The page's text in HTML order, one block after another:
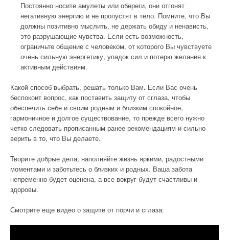
Постоянно носите амулеты или обереги, они отгонят
негативную энергию и не пропустят в тело. Помните, что Вы
должны позитивно мыслить, не держать обиду и ненависть,
это разрушающие чувства. Если есть возможность,
ограничьте общение с человеком, от которого Вы чувствуете
очень сильную энергетику, упадок сил и потерю желания к
активным действиям.
Какой способ выбрать, решать только Вам. Если Вас очень
беспокоит вопрос, как поставить защиту от сглаза, чтобы
обеспечить себе и своим родным и близким спокойное,
гармоничное и долгое существование, то прежде всего нужно
четко следовать прописанным ранее рекомендациям и сильно
верить в то, что Вы делаете.
Творите добрые дела, наполняйте жизнь яркими, радостными
моментами и заботьтесь о близких и родных. Ваша забота
непременно будет оценена, а все вокруг будут счастливы и
здоровы.
Смотрите еще видео о защите от порчи и сглаза: